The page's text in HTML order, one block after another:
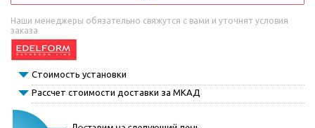
Наши менеджеры обязательно свяжутся с вами и уточнят условия
заказа
Стоимость установки
Рассчет стоимости доставки за МКАД